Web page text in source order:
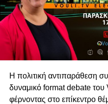
αξιοκρατία.
Με αυστηρό χρόνο,
ουσιαστικές απαντήσεις, το
αντιπαράθεση στην ουσία
Bonus 30’’
Θα δεσμευτείτε δημόσια
κομματικός διορισμός;
Η πολιτική αντιπαράθεση
δυναμικό format debate του
φέρνοντας στο επίκεντρο